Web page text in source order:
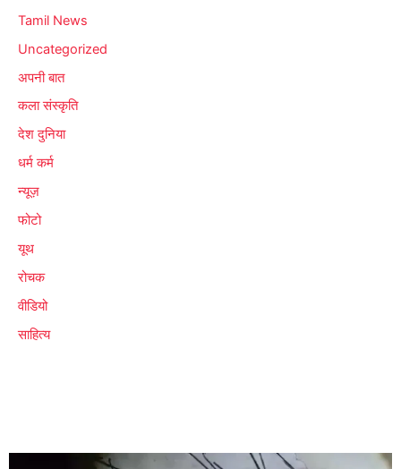
Tamil News
Uncategorized
अपनी बात
कला संस्कृति
देश दुनिया
धर्म कर्म
न्यूज़
फोटो
यूथ
रोचक
वीडियो
साहित्य